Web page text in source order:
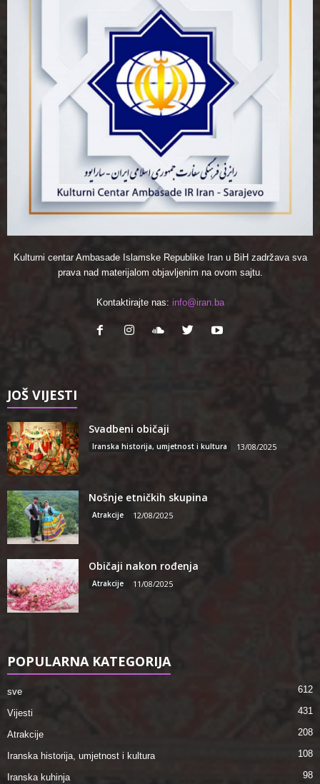
Kulturni centar Ambasade Islamske Republike Iran u BiH zadržava sva
prava nad materijalom objavljenim na ovom sajtu.
Kontaktirajte nas: info@iran.ba
JOŠ VIJESTI
Svadbeni običaji
Iranska historija, umjetnost i kultura 13/08/2025
Nošnje etničkih skupina
Atrakcije 12/08/2025
Običaji nakon rođenja
Atrakcije 11/08/2025
POPULARNA KATEGORIJA
sve 612
Vijesti 431
Atrakcije 208
Iranska historija, umjetnost i kultura 108
Iranska kuhinja 98